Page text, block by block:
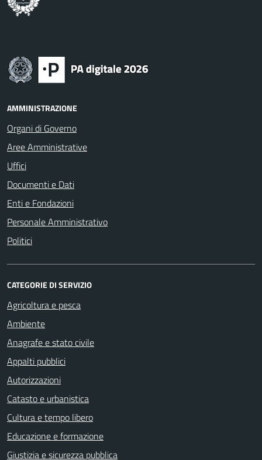
AMMINISTRAZIONE
Organi di Governo
Aree Amministrative
Uffici
Documenti e Dati
Enti e Fondazioni
Personale Amministrativo
Politici
CATEGORIE DI SERVIZIO
Agricoltura e pesca
Ambiente
Anagrafe e stato civile
Appalti pubblici
Autorizzazioni
Catasto e urbanistica
Cultura e tempo libero
Educazione e formazione
Giustizia e sicurezza pubblica